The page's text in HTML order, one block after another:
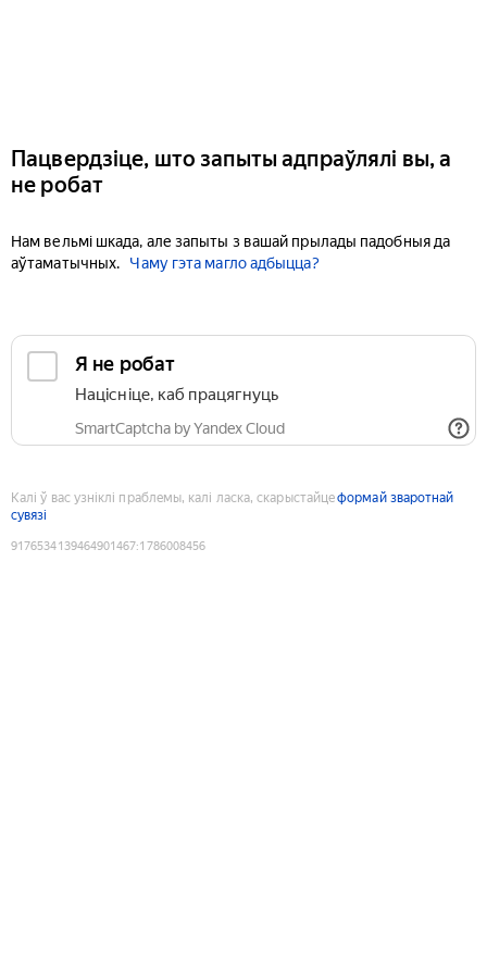
Пацвердзіце, што запыты адпраўлялі вы, а
не робат
Нам вельмі шкада, але запыты з вашай прылады падобныя да
аўтаматычных.
Чаму гэта магло адбыцца?
Я не робат
Націсніце, каб працягнуць
SmartCaptcha by Yandex Cloud
Калі ў вас узніклі праблемы, калі ласка, скарыстайцеформай зваротнай
сувязі
9176534139464901467:1786008456